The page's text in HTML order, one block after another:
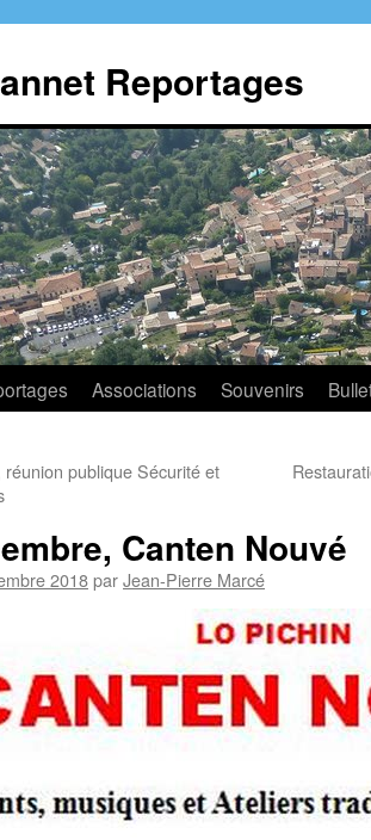
Reportages
Associations Souvenirs
publique Sécurité et
Canten Nouvé
2018parJean-Pierre Marcé